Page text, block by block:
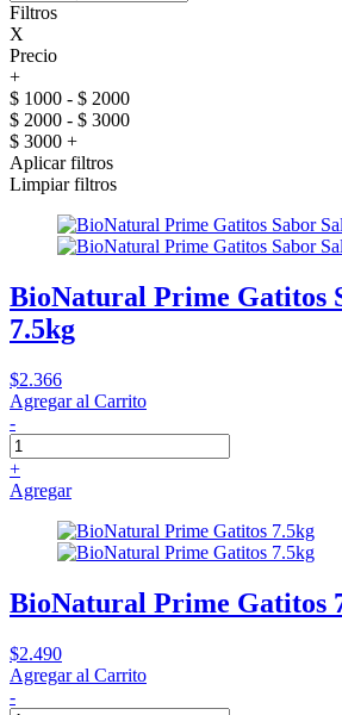
Filtros
X
Precio
+
$ 1000 - $ 2000
$ 2000 - $ 3000
$ 3000 +
Aplicar filtros
Limpiar filtros
BioNatural Prime Gatitos
7.5kg
$2.366
Agregar al Carrito
-
+
Agregar
BioNatural Prime Gatitos
$2.490
Agregar al Carrito
-